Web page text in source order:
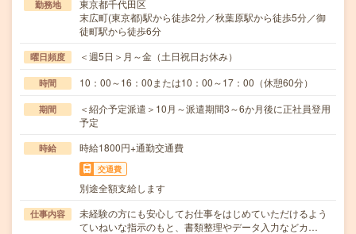
勤務地
東京都千代田区
末広町(東京都)駅から徒歩2分／秋葉原駅から徒歩5分／御
徒町駅から徒歩6分
曜日頻度 ＜週5日＞月～金（土日祝日お休み）
時間 10：00～16：00または10：00～17：00（休憩60分）
期間
＜紹介予定派遣＞10月～派遣期間3～6か月後に正社員登用
予定
時給 時給1800円+通勤交通費
交通費
別途全額支給します
仕事内容
未経験の方にも安心してお仕事をはじめていただけるよう
ていねいな指示のもと、書類整理やデータ入力などカ…